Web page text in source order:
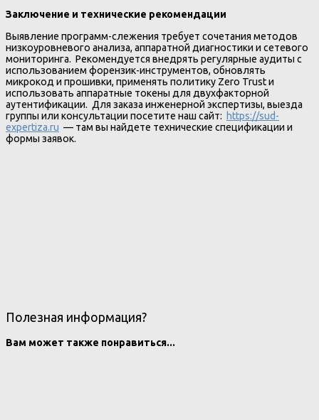
Заключение и технические рекомендации
Выявление программ-слежения требует сочетания методов
низкоуровневого анализа, аппаратной диагностики и сетевого
мониторинга. Рекомендуется внедрять регулярные аудиты с
использованием форензик-инструментов, обновлять
микрокод и прошивки, применять политику Zero Trust и
использовать аппаратные токены для двухфакторной
аутентификации. Для заказа инженерной экспертизы, выезда
группы или консультации посетите наш сайт: https://sud-
expertiza.ru — там вы найдете технические спецификации и
формы заявок. ️
Полезная информация?
Вам может также понравиться...